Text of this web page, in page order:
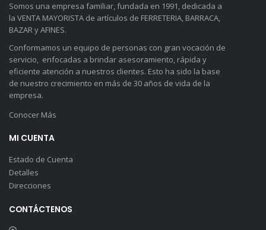
Somos una empresa familiar, fundada en 1991, dedicada a
la VENTA MAYORISTA de artículos de FERRETERIA, BARRACA,
BAZAR y AFINES.
Conformamos un equipo de personas con gran vocación de
servicio, enfocadas a brindar asesoramiento, rápida y
eficiente atención a nuestros clientes. Esto ha sido la base
de nuestro crecimiento en más de 30 años de vida de la
empresa.
Conocer Más
MI CUENTA
Estado de Cuenta
Detalles
Direcciones
CONTÁCTENOS